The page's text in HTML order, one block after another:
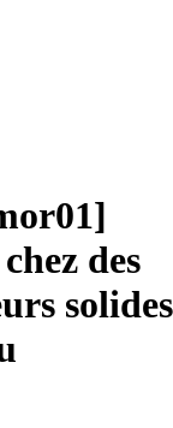
des
solides